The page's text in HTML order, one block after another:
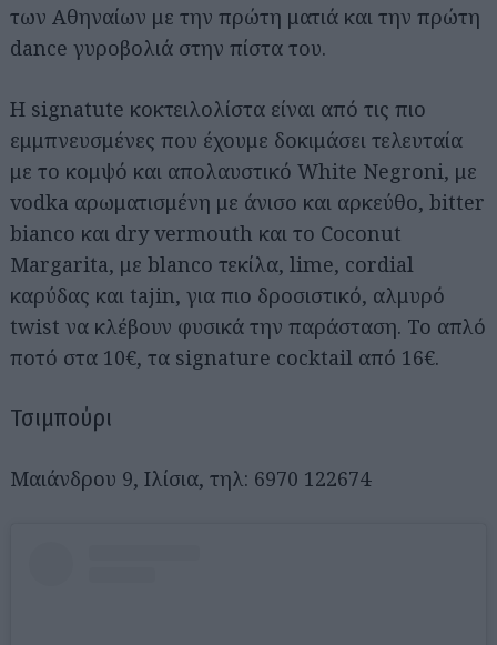
των Αθηναίων με την πρώτη ματιά και την πρώτη
dance γυροβολιά στην πίστα του.
Η signatute κοκτειλολίστα είναι από τις πιο
εμμπνευσμένες που έχουμε δοκιμάσει τελευταία
με το κομψό και απολαυστικό White Negroni, με
vodka αρωματισμένη με άνισο και αρκεύθο, bitter
bianco και dry vermouth και το Coconut
Margarita, με blanco τεκίλα, lime, cordial
καρύδας και tajin, για πιο δροσιστικό, αλμυρό
twist να κλέβουν φυσικά την παράσταση. Το απλό
ποτό στα 10€, τα signature cocktail από 16€.
Τσιμπούρι
Μαιάνδρου 9, Ιλίσια, τηλ: 6970 122674